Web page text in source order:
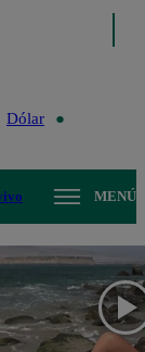
Dólar
MENÚ